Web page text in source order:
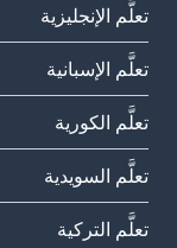
تعلَّم الإنجليزية
تعلَّم الإسبانية
تعلَّم الكورية
تعلَّم السويدية
تعلَّم التركية